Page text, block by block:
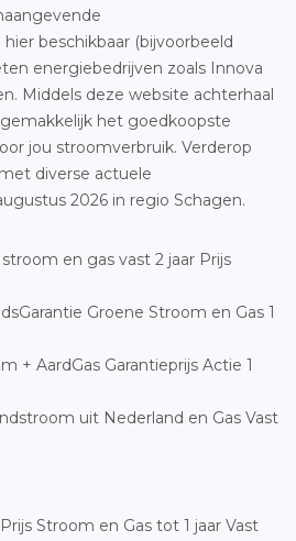
beschikbaar (bijvoorbeeld
energiebedrijven zoals Innova
Middels deze website achterhaal
het goedkoopste
jou stroomverbruik. Verderop
diverse actuele
2026 in regio Schagen.
en gas vast 2 jaar Prijs
Groene Stroom en Gas 1
+ AardGas Garantieprijs Actie 1
uit Nederland en Gas Vast
Stroom en Gas tot 1 jaar Vast